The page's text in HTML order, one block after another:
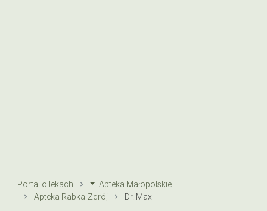
Portal o lekach
Apteka Małopolskie
Apteka Rabka-Zdrój
Dr. Max